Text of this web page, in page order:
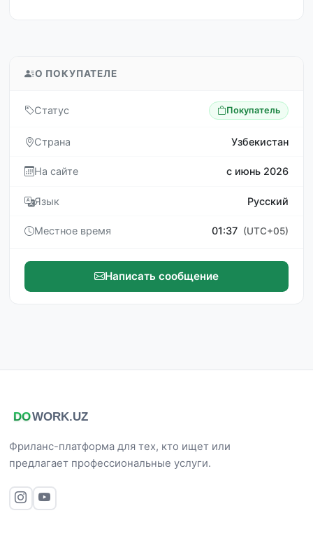
О ПОКУПАТЕЛЕ
Статус Покупатель
Страна Узбекистан
На сайте с июнь 2026
Язык Русский
Местное время 01:37 (UTC+05)
Написать сообщение
Фриланс-платформа для тех, кто ищет или
предлагает профессиональные услуги.